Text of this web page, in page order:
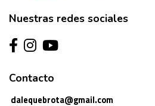
Nuestras redes sociales
Contacto
dalequebrota@gmail.com